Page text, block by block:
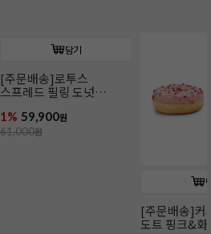
[주문배송]커
도트 핑크&화